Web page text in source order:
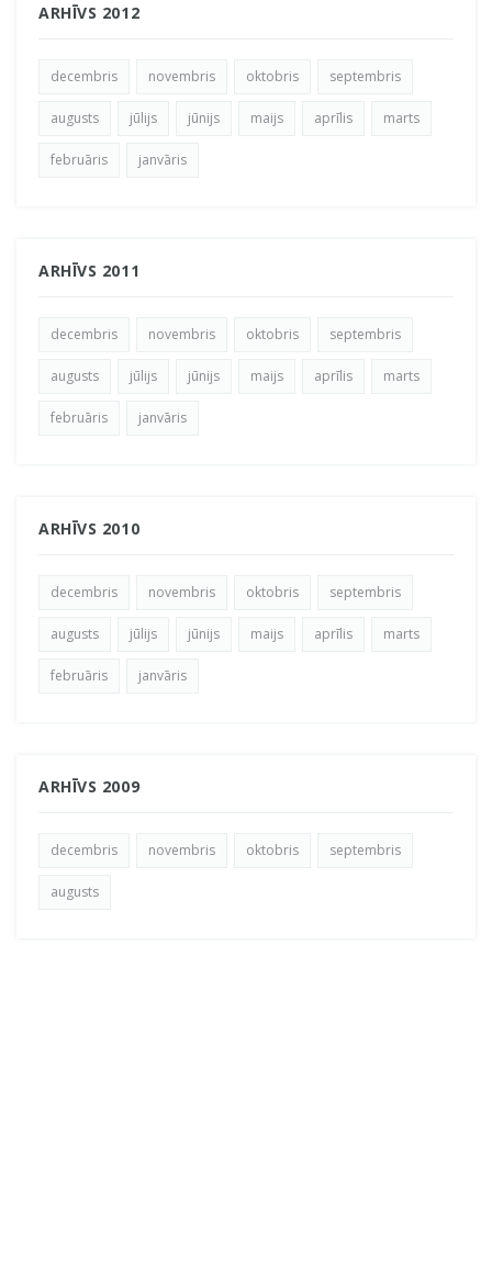
ARHĪVS 2012
decembris novembris oktobris septembris
augusts jūlijs jūnijs maijs aprīlis marts
februāris janvāris
ARHĪVS 2011
decembris novembris oktobris septembris
augusts jūlijs jūnijs maijs aprīlis marts
februāris janvāris
ARHĪVS 2010
decembris novembris oktobris septembris
augusts jūlijs jūnijs maijs aprīlis marts
februāris janvāris
ARHĪVS 2009
decembris novembris oktobris septembris
augusts